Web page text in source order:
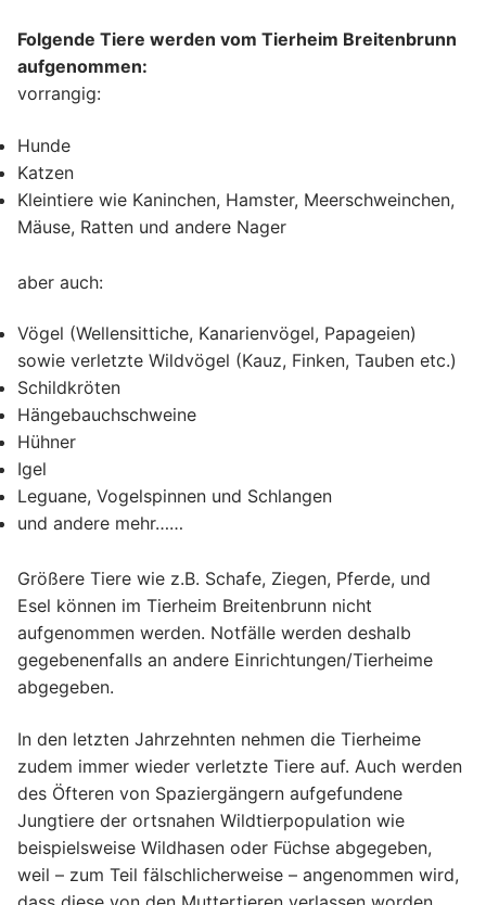
Folgende Tiere werden vom Tierheim Breitenbrunn
aufgenommen:
vorrangig:
Hunde
Katzen
Kleintiere wie Kaninchen, Hamster, Meerschweinchen,
Mäuse, Ratten und andere Nager
aber auch:
Vögel (Wellensittiche, Kanarienvögel, Papageien)
sowie verletzte Wildvögel (Kauz, Finken, Tauben etc.)
Schildkröten
Hängebauchschweine
Hühner
Igel
Leguane, Vogelspinnen und Schlangen
und andere mehr……
Größere Tiere wie z.B. Schafe, Ziegen, Pferde, und
Esel können im Tierheim Breitenbrunn nicht
aufgenommen werden. Notfälle werden deshalb
gegebenenfalls an andere Einrichtungen/Tierheime
abgegeben.
In den letzten Jahrzehnten nehmen die Tierheime
zudem immer wieder verletzte Tiere auf. Auch werden
des Öfteren von Spaziergängern aufgefundene
Jungtiere der ortsnahen Wildtierpopulation wie
beispielsweise Wildhasen oder Füchse abgegeben,
weil – zum Teil fälschlicherweise – angenommen wird,